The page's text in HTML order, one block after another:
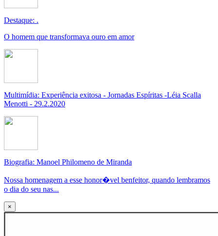
Destaque: .
O homem que transformava ouro em amor
Multimídia: Experiência exitosa - Jornadas Espíritas -Léia Scalla
Menotti - 29.2.2020
Biografia: Manoel Philomeno de Miranda
Nossa homenagem a esse honor�vel benfeitor, quando lembramos
o dia do seu nas...
×